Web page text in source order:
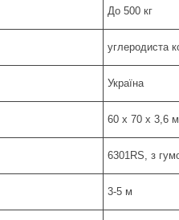
До 500 кг
углеродиста
Україна
60 х 70 х 3,6
6301RS, з
3-5 м